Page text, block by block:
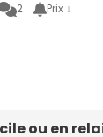
2 Prix ↓
ou en